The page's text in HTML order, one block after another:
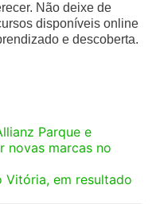
Não deixe de
disponíveis online
e descoberta.
Parque e
novas marcas no
Vitória, em resultado